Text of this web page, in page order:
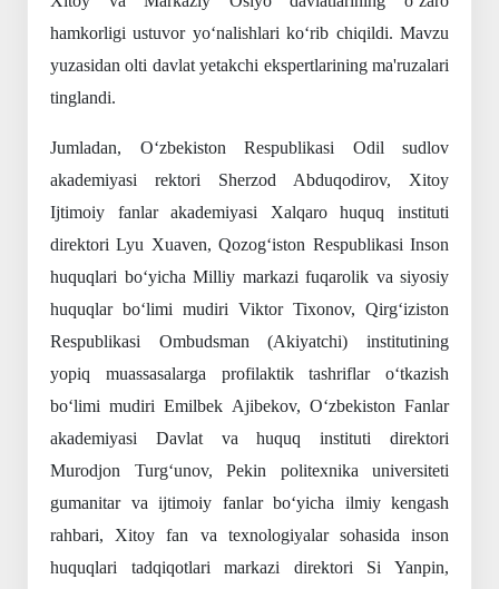
hamkorligi ustuvor yo‘nalishlari ko‘rib chiqildi. Mavzu
yuzasidan olti davlat yetakchi ekspertlarining ma'ruzalari
tinglandi.
Jumladan, O‘zbekiston Respublikasi Odil sudlov
akademiyasi rektori Sherzod Abduqodirov, Xitoy
Ijtimoiy fanlar akademiyasi Xalqaro huquq instituti
direktori Lyu Xuaven, Qozog‘iston Respublikasi Inson
huquqlari bo‘yicha Milliy markazi fuqarolik va siyosiy
huquqlar bo‘limi mudiri Viktor Tixonov, Qirg‘iziston
Respublikasi Ombudsman (Akiyatchi) institutining
yopiq muassasalarga profilaktik tashriflar o‘tkazish
bo‘limi mudiri Emilbek Ajibekov, O‘zbekiston Fanlar
akademiyasi Davlat va huquq instituti direktori
Murodjon Turg‘unov, Pekin politexnika universiteti
gumanitar va ijtimoiy fanlar bo‘yicha ilmiy kengash
rahbari, Xitoy fan va texnologiyalar sohasida inson
huquqlari tadqiqotlari markazi direktori Si Yanpin,